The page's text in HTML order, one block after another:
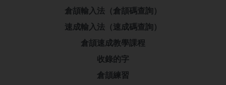
倉頡輸入法（倉頡碼查詢）
速成輸入法（速成碼查詢）
倉頡速成教學課程
收錄的字
倉頡練習